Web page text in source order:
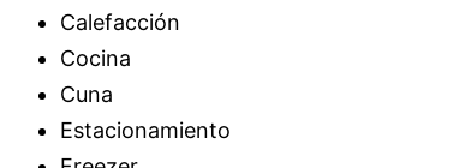
Calefacción
Cocina
Cuna
Estacionamiento